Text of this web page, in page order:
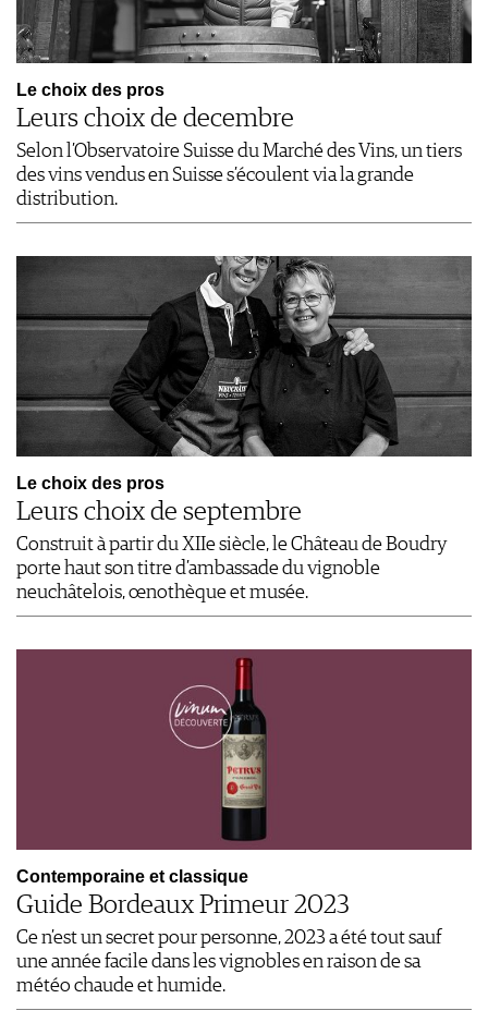
Le choix des pros
Leurs choix de decembre
Selon l’Observatoire Suisse du Marché des Vins, un tiers
des vins vendus en Suisse s’écoulent via la grande
distribution.
Le choix des pros
Leurs choix de septembre
Construit à partir du XIIe siècle, le Château de Boudry
porte haut son titre d’ambassade du vignoble
neuchâtelois, œnothèque et musée.
Contemporaine et classique
Guide Bordeaux Primeur 2023
Ce n’est un secret pour personne, 2023 a été tout sauf
une année facile dans les vignobles en raison de sa
météo chaude et humide.